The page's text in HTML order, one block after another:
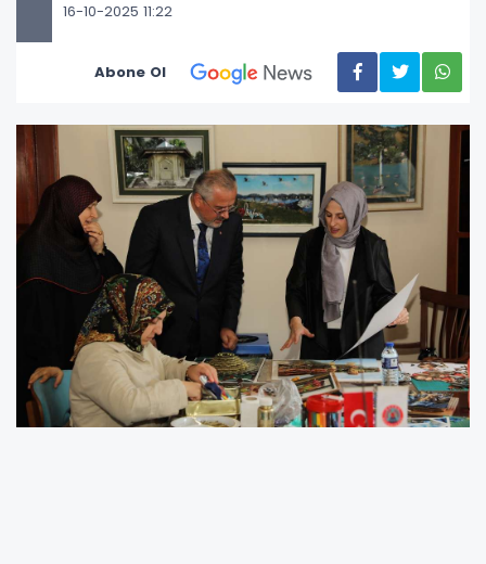
16-10-2025 11:22
Abone Ol